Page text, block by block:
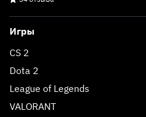
Игры
CS 2
Dota 2
League of Legends
VALORANT